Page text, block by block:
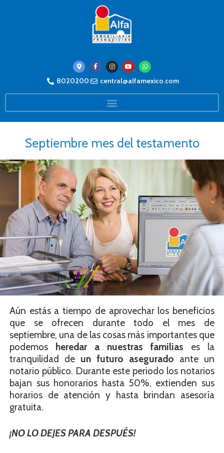
8020200 central@alfamexico.com
Septiembre mes del testamento
Aún estás a tiempo de aprovechar los beneficios
que se ofrecen durante todo el mes de
septiembre, una de las cosas más importantes que
podemos
heredar a nuestras familias es la
tranquilidad de un futuro asegurado ante un
notario público. Durante este periodo los notarios
bajan sus honorarios hasta 50%, extienden sus
horarios de atención y hasta brindan asesoría
gratuita.
¡NO LO DEJES PARA DESPUÉS!